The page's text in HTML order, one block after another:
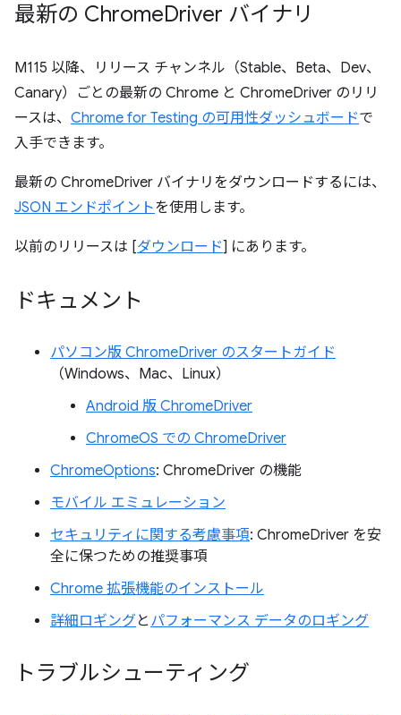
最新の ChromeDriver バイナリ
M115 以降、リリース チャンネル（Stable、Beta、Dev、
Canary）ごとの最新の Chrome と ChromeDriver のリリ
ースは、 Chrome for Testing の可用性ダッシュボードで
入手できます。
最新の ChromeDriver バイナリをダウンロードするには、
JSON エンドポイントを使用します。
以前のリリースは [ダウンロード] にあります。
ドキュメント
パソコン版 ChromeDriver のスタートガイド
（Windows、Mac、Linux）
Android 版 ChromeDriver
ChromeOS での ChromeDriver
ChromeOptions: ChromeDriver の機能
モバイル エミュレーション
セキュリティに関する考慮事項: ChromeDriver を安
全に保つための推奨事項
Chrome 拡張機能のインストール
詳細ロギングと パフォーマンス データのロギング
トラブルシューティング